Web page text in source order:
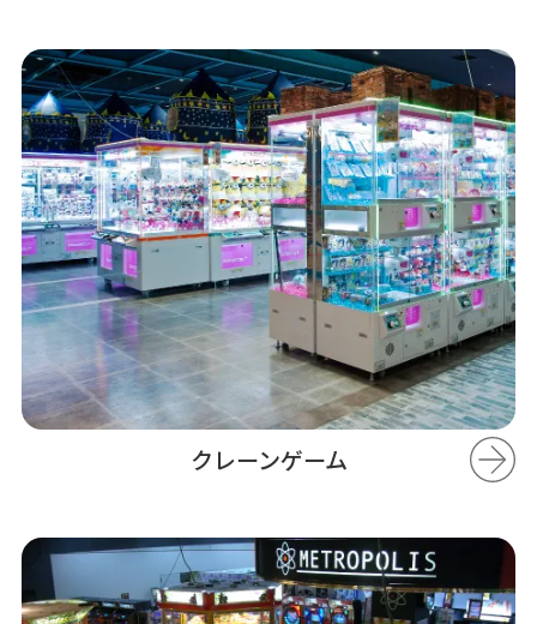
クレーンゲーム